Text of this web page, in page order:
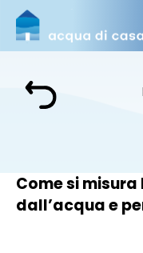
Come si
dall’acqua e